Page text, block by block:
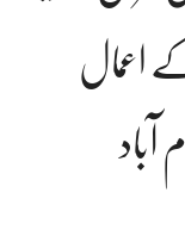
اعمال
آباد